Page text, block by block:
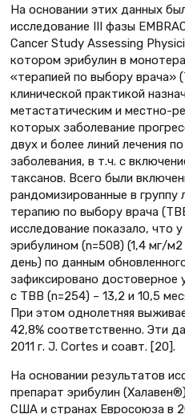
На основании этих данных
исследование III фазы
Cancer Study Assessing
котором эрибулин в
«терапией по выбору врача»
клинической практикой
метастатическим и
которых заболевание
двух и более линий лечения
заболевания, в т.ч. с
таксанов. Всего были
рандомизированные в группу
терапию по выбору врача
исследование показало, что
эрибулином (n=508) (1,4 мг/
день) по данным
зафиксировано достоверное
с ТВВ (n=254) – 13,2 и 10,5
При этом однолетняя
42,8% соответственно. Эти
2011 г. J. Сortes и соавт. [20].
На основании результатов
препарат эрибулин
США и странах Евросоюза в